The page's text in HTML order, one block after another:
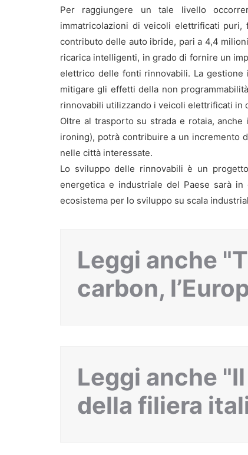
Per raggiungere un tale livello
immatricolazioni di veicoli elettrificati
contributo delle auto ibride, pari a 4,4
ricarica intelligenti, in grado di fornire un
elettrico delle fonti rinnovabili. La
mitigare gli effetti della non
rinnovabili utilizzando i veicoli elettrificati in
Oltre al trasporto su strada e rotaia,
ironing), potrà contribuire a un incremento
nelle città interessate.
Lo sviluppo delle rinnovabili è un
energetica e industriale del Paese sarà
ecosistema per lo sviluppo su scala
Leggi anche
carbon,
Leggi anche
della filiera